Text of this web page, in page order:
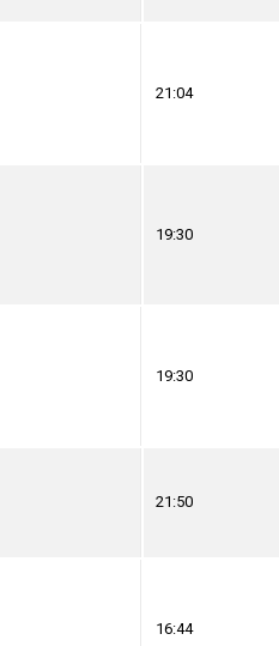
21:04
19:30
19:30
21:50
16:44